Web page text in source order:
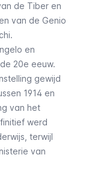
de Tiber en
van de Genio
en
20e eeuw.
gewijd
1914 en
van het
werd
terwijl
van